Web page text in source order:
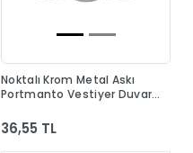
Noktalı Krom Metal Askı
Portmanto Vestiyer Duvar
36,55 TL